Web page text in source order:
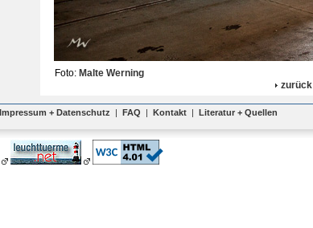
Foto: Malte Werning
zurück
Impressum + Datenschutz | FAQ | Kontakt | Literatur + Quellen